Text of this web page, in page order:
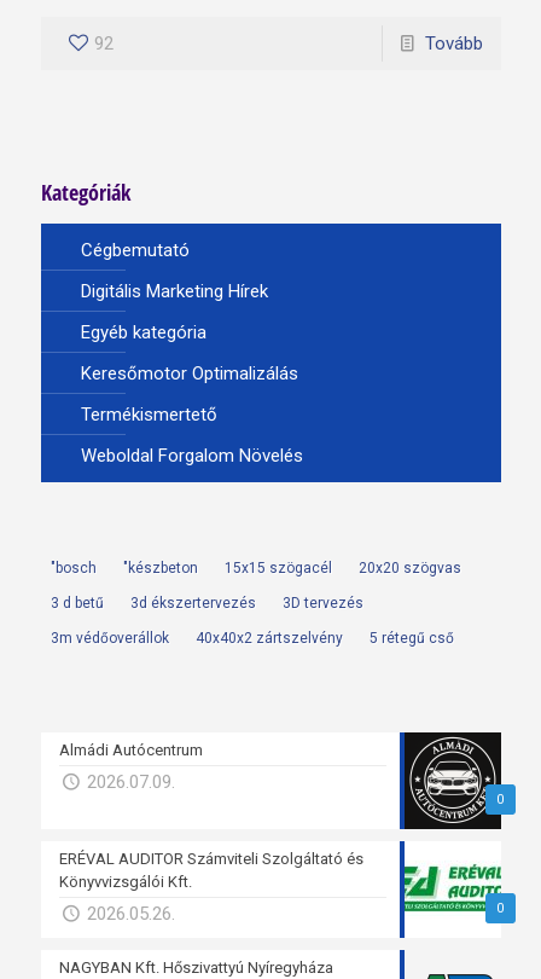
92 Tovább
Kategóriák
Cégbemutató
Digitális Marketing Hírek
Egyéb kategória
Keresőmotor Optimalizálás
Termékismertető
Weboldal Forgalom Növelés
"bosch "készbeton 15x15 szögacél 20x20 szögvas
3 d betű 3d ékszertervezés 3D tervezés
3m védőoverállok 40x40x2 zártszelvény 5 rétegű cső
0
Almádi Autócentrum
2026.07.09.
0
ERÉVAL AUDITOR Számviteli Szolgáltató és
Könyvvizsgálói Kft.
2026.05.26.
NAGYBAN Kft. Hőszivattyú Nyíregyháza